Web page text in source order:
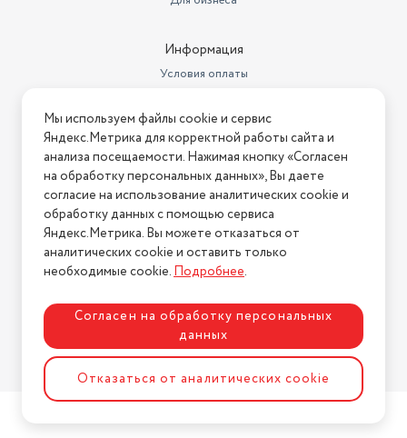
Информация
Условия оплаты
Условия возврата
Нашли ошибку на сайте? Напишите нам
2026 © Интернет-магазин "АстМаркет". У нас есть всё!
Политика конфиденциальности
Разработка сайтаASTDESIGN
Мы используем файлы cookie и сервис
Яндекс.Метрика для корректной работы сайта и
анализа посещаемости. Нажимая кнопку «Согласен
на обработку персональных данных», Вы даете
согласие на использование аналитических cookie и
обработку данных с помощью сервиса
Яндекс.Метрика. Вы можете отказаться от
аналитических cookie и оставить только
необходимые cookie.Подробнее.
Согласен на обработку персональных
данных
Отказаться от аналитических cookie